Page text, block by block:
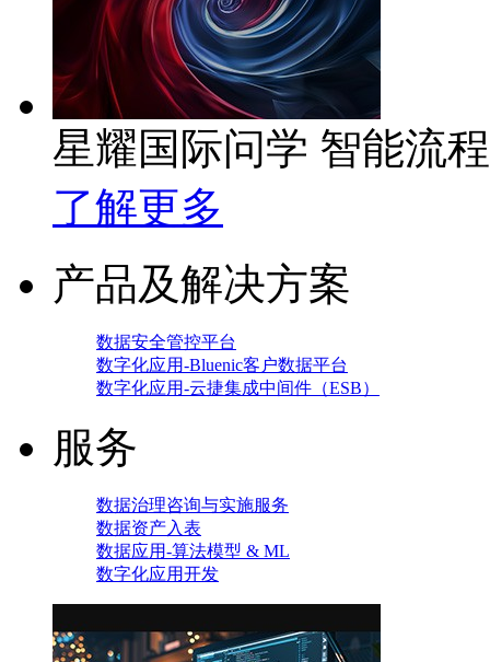
星耀国际问学 智能流
了解更多
产品及解决方案
数据安全管控平台
数字化应用-Bluenic客户数据平台
数字化应用-云捷集成中间件（ESB）
服务
数据治理咨询与实施服务
数据资产入表
数据应用-算法模型 & ML
数字化应用开发